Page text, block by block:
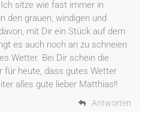
sitze wie fast immer in
den grauen, windigen und
mit Dir ein Stück auf dem
es auch noch an zu schneien
Wetter. Bei Dir schein die
für heute, dass gutes Wetter
alles gute lieber Matthias!!
Antworten